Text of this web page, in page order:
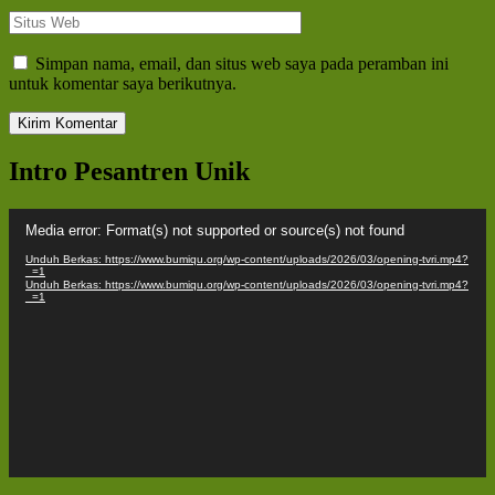
Situs
Web
Simpan nama, email, dan situs web saya pada peramban ini
untuk komentar saya berikutnya.
Intro Pesantren Unik
Video
Media error: Format(s) not supported or source(s) not found
Unduh Berkas: https://www.bumiqu.org/wp-content/uploads/2026/03/opening-tvri.mp4?
_=1
Unduh Berkas: https://www.bumiqu.org/wp-content/uploads/2026/03/opening-tvri.mp4?
_=1